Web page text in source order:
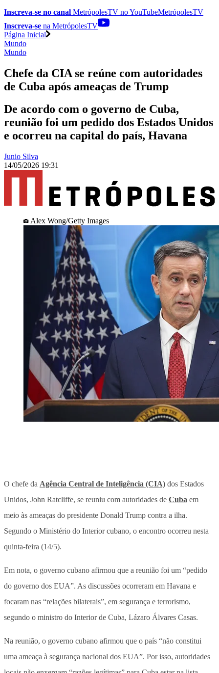
Inscreva-se no canal MetrópolesTV noYouTubeMetrópolesTV
Inscreva-se na MetrópolesTV
Página Inicial
Mundo
Mundo
Chefe da CIA se reúne com autoridades
de Cuba após ameaças de Trump
De acordo com o governo de Cuba,
reunião foi um pedido dos Estados Unidos
e ocorreu na capital do país, Havana
Junio Silva
14/05/2026 19:31
Alex Wong/Getty Images
O chefe da Agência Central de Inteligência (CIA) dos Estados
Unidos, John Ratcliffe, se reuniu com autoridades de Cuba em
meio às ameaças do presidente Donald Trump contra a ilha.
Segundo o Ministério do Interior cubano, o encontro ocorreu nesta
quinta-feira (14/5).
Em nota, o governo cubano afirmou que a reunião foi um “pedido
do governo dos EUA”. As discussões ocorreram em Havana e
focaram nas “relações bilaterais”, em segurança e terrorismo,
segundo o ministro do Interior de Cuba, Lázaro Álvares Casas.
Na reunião, o governo cubano afirmou que o país “não constitui
uma ameaça à segurança nacional dos EUA”. Por isso, autoridades